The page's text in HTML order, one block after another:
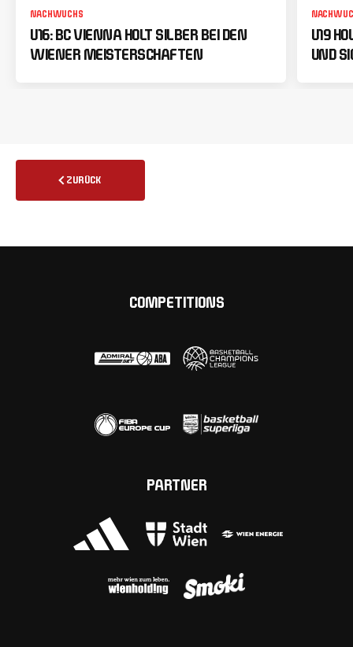
NACHWUCHS
U16: BC VIENNA HOLT SILBER BEI DEN
WIENER MEISTERSCHAFTEN
U19
UND
ZURÜCK
COMPETITIONS
PARTNER